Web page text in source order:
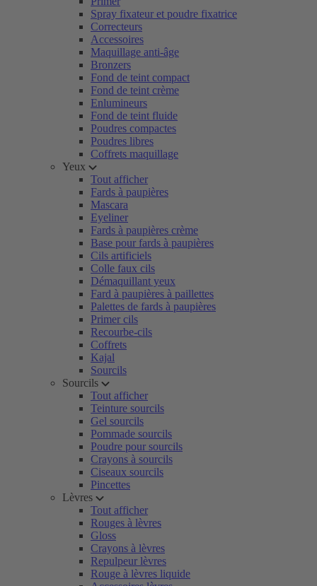
Spray fixateur et poudre fixatrice
Correcteurs
Accessoires
Maquillage anti-âge
Bronzers
Fond de teint compact
Fond de teint crème
Enlumineurs
Fond de teint fluide
Poudres compactes
Poudres libres
Coffrets maquillage
Yeux
Tout afficher
Fards à paupières
Mascara
Eyeliner
Fards à paupières crème
Base pour fards à paupières
Cils artificiels
Colle faux cils
Démaquillant yeux
Fard à paupières à paillettes
Palettes de fards à paupières
Primer cils
Recourbe-cils
Coffrets
Kajal
Sourcils
Sourcils
Tout afficher
Teinture sourcils
Gel sourcils
Pommade sourcils
Poudre pour sourcils
Crayons à sourcils
Ciseaux sourcils
Pincettes
Lèvres
Tout afficher
Rouges à lèvres
Gloss
Crayons à lèvres
Repulpeur lèvres
Rouge à lèvres liquide